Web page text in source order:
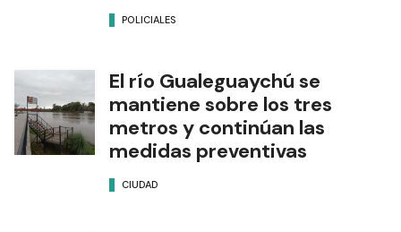
POLICIALES
El río Gualeguaychú se
mantiene sobre los tres
metros y continúan las
medidas preventivas
CIUDAD